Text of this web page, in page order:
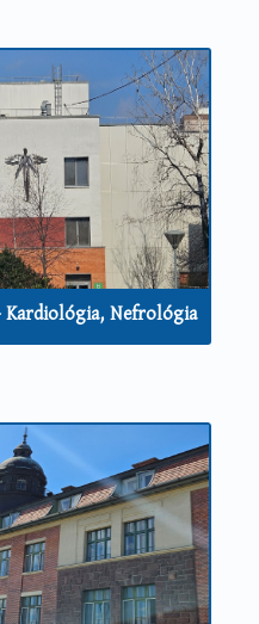
Kardiológia, Nefrológia